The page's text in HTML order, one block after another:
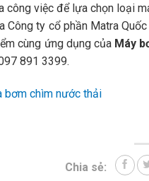
công việc để lựa chọn loại
Công ty cổ phần Matra
cùng ứng dụng của Máy
891 3399.
bơm chìm nước thải
Chia sẻ: